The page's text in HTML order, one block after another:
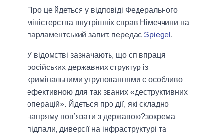
Про це йдеться у відповіді Федерального
міністерства внутрішніх справ Німеччини на
парламентський запит, передає Spiegel .
У відомстві зазначають, що співпраця
російських державних структур із
кримінальними угрупованнями є особливо
ефективною для так званих «деструктивних
операцій». Йдеться про дії, які складно
напряму пов’язати з державою?зокрема
підпали, диверсії на інфраструктурі та